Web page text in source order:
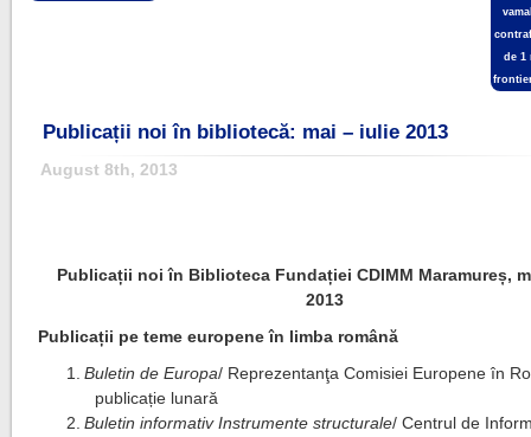
de 1
Publicații noi în bibliotecă: mai – iulie 2013
August 8th, 2013
Publicații noi în Biblioteca Fundației CDIMM Maramureș,
2013
Publicații pe teme europene în limba română
1.
Buletin de Europa/ Reprezentanţa Comisiei Europene în
publicație lunară
2. Buletin informativ Instrumente structurale/ Centrul de